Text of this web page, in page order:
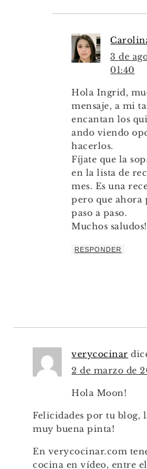
3 de
01:40
Hola Ingrid,
mensaje, a mi
encantan los
ando viendo
hacerlos.
Fíjate que la
en la lista de
mes. Es una
pero que ahora
paso a paso.
Muchos saludos!
RESPONDER
verycocinar
2 de marzo de
Hola Moon!
Felicidades por tu blog,
muy buena pinta!
En verycocinar.com
cocina en vídeo, entre